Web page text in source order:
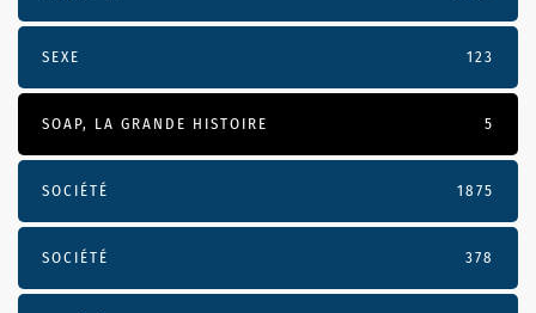
SEXE 123
SOAP, LA GRANDE HISTOIRE 5
SOCIÉTÉ 1875
SOCIÉTÉ 378